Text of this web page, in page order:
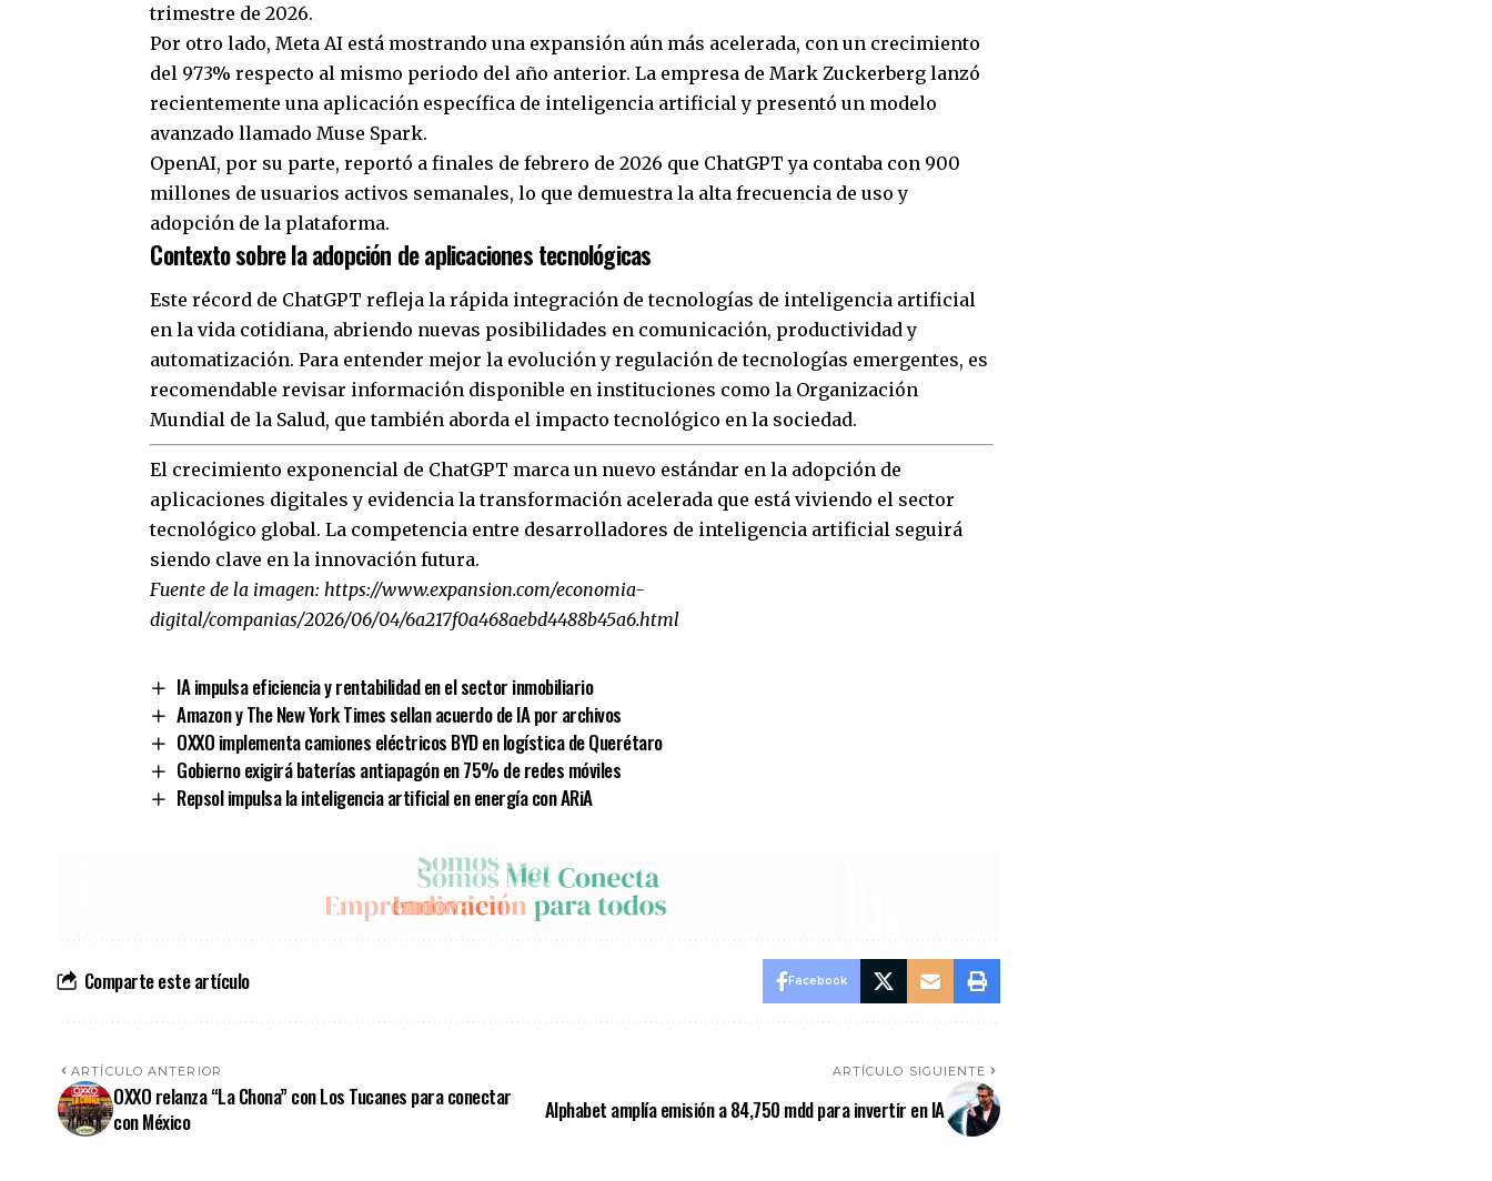
trimestre de 2026.
Por otro lado, Meta AI está mostrando una expansión aún más acelerada, con un crecimiento
del 973% respecto al mismo periodo del año anterior. La empresa de Mark Zuckerberg lanzó
recientemente una aplicación específica de inteligencia artificial y presentó un modelo
avanzado llamado Muse Spark.
OpenAI, por su parte, reportó a finales de febrero de 2026 que ChatGPT ya contaba con 900
millones de usuarios activos semanales, lo que demuestra la alta frecuencia de uso y
adopción de la plataforma.
Contexto sobre la adopción de aplicaciones tecnológicas
Este récord de ChatGPT refleja la rápida integración de tecnologías de inteligencia artificial
en la vida cotidiana, abriendo nuevas posibilidades en comunicación, productividad y
automatización. Para entender mejor la evolución y regulación de tecnologías emergentes, es
recomendable revisar información disponible en instituciones como la Organización
Mundial de la Salud, que también aborda el impacto tecnológico en la sociedad.
El crecimiento exponencial de ChatGPT marca un nuevo estándar en la adopción de
aplicaciones digitales y evidencia la transformación acelerada que está viviendo el sector
tecnológico global. La competencia entre desarrolladores de inteligencia artificial seguirá
siendo clave en la innovación futura.
Fuente de la imagen: https://www.expansion.com/economia-
digital/companias/2026/06/04/6a217f0a468aebd4488b45a6.html
IA impulsa eficiencia y rentabilidad en el sector inmobiliario
Amazon y The New York Times sellan acuerdo de IA por archivos
OXXO implementa camiones eléctricos BYD en logística de Querétaro
Gobierno exigirá baterías antiapagón en 75% de redes móviles
Repsol impulsa la inteligencia artificial en energía con ARiA
Comparte este artículo Facebook
ARTÍCULO ANTERIOR
OXXO relanza “La Chona” con Los Tucanes para conectar
con México
ARTÍCULO SIGUIENTE
Alphabet amplía emisión a 84,750 mdd para invertir en IA